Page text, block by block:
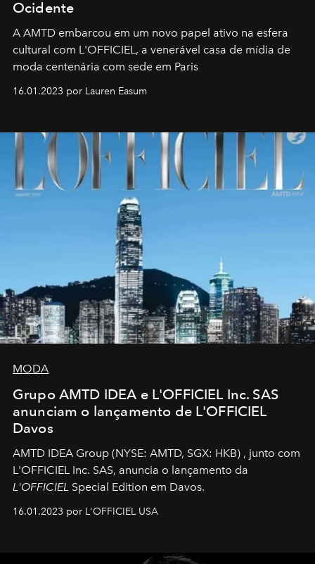
Ocidente
A AMTD embarcou em um novo papel ativo na esfera
cultural com L'OFFICIEL, a venerável casa de mídia de
moda centenária com sede em Paris
16.01.2023 por Lauren Easum
MODA
Grupo AMTD IDEA e L'OFFICIEL Inc. SAS
anunciam o lançamento de L'OFFICIEL
Davos
AMTD IDEA Group (NYSE: AMTD, SGX: HKB) , junto com
L'OFFICIEL Inc. SAS, anuncia o lançamento da
L'OFFICIEL Special Edition em Davos.
16.01.2023 por L'OFFICIEL USA